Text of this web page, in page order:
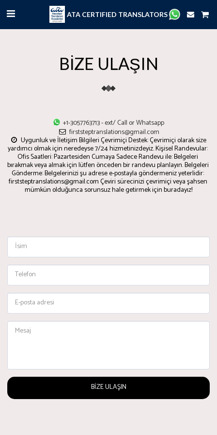
ATA CERTIFIED TRANSLATORS
BİZE ULAŞIN
+1-3057763713-ext/ Call or Whatsapp
firststeptranslations@gmail.com
Uygunluk ve İletişim Bilgileri Çevrimiçi Destek: Çevrimiçi olarak size
yardımcı olmak için neredeyse 7/24 hizmetinizdeyiz. Kişisel Randevular:
Ofis Saatleri: Pazartesiden Cumaya Sadece Randevu ile: Belgeleri
bırakmak veya almak için lütfen önceden bir randevu planlayın. Belgeleri
Gönderme: Belgelerinizi şu adrese e-postayla göndermeniz yeterlidir:
firststeptranslations@gmail.com Çeviri sürecinizi çevrimiçi veya şahsen
mümkün olduğunca sorunsuz hale getirmek için buradayız!
BIZE ULAŞIN